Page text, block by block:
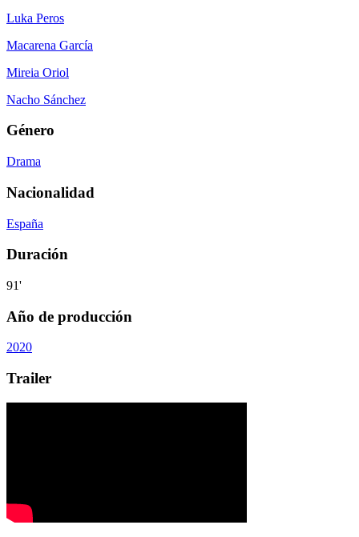
Luka Peros
Macarena García
Mireia Oriol
Nacho Sánchez
Género
Drama
Nacionalidad
España
Duración
91'
Año de producción
2020
Trailer